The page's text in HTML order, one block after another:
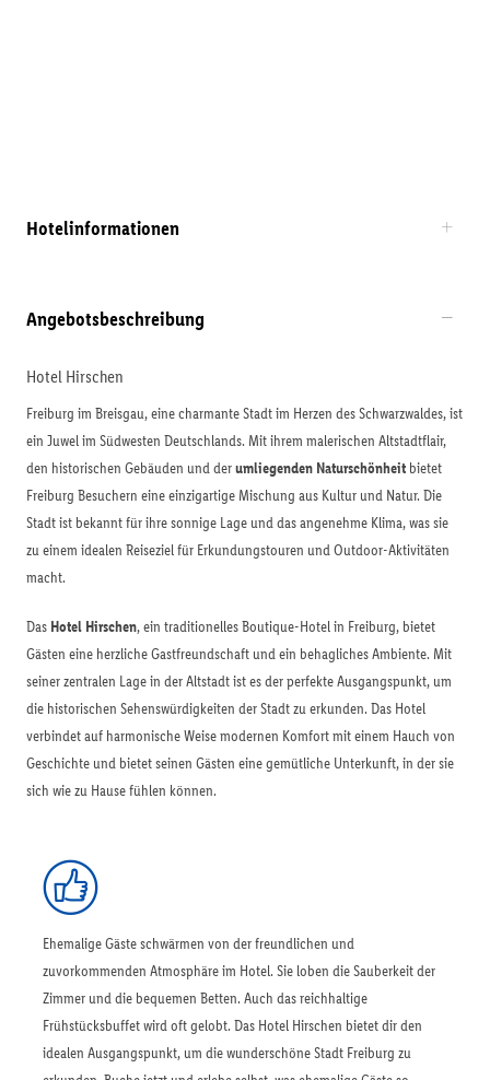
Hotelinformationen
Angebotsbeschreibung
Hotel Hirschen
Freiburg im Breisgau, eine charmante Stadt im Herzen des Schwarzwaldes, ist
ein Juwel im Südwesten Deutschlands. Mit ihrem malerischen Altstadtflair,
den historischen Gebäuden und derumliegenden Naturschönheit bietet
Freiburg Besuchern eine einzigartige Mischung aus Kultur und Natur. Die
Stadt ist bekannt für ihre sonnige Lage und das angenehme Klima, was sie
zu einem idealen Reiseziel für Erkundungstouren und Outdoor-Aktivitäten
macht.
Das Hotel Hirschen, ein traditionelles Boutique-Hotel in Freiburg, bietet
Gästen eine herzliche Gastfreundschaft und ein behagliches Ambiente. Mit
seiner zentralen Lage in der Altstadt ist es der perfekte Ausgangspunkt, um
die historischen Sehenswürdigkeiten der Stadt zu erkunden. Das Hotel
verbindet auf harmonische Weise modernen Komfort mit einem Hauch von
Geschichte und bietet seinen Gästen eine gemütliche Unterkunft, in der sie
sich wie zu Hause fühlen können.
Ehemalige Gäste schwärmen von der freundlichen und
zuvorkommenden Atmosphäre im Hotel. Sie loben die Sauberkeit der
Zimmer und die bequemen Betten. Auch das reichhaltige
Frühstücksbuffet wird oft gelobt. Das Hotel Hirschen bietet dir den
idealen Ausgangspunkt, um die wunderschöne Stadt Freiburg zu